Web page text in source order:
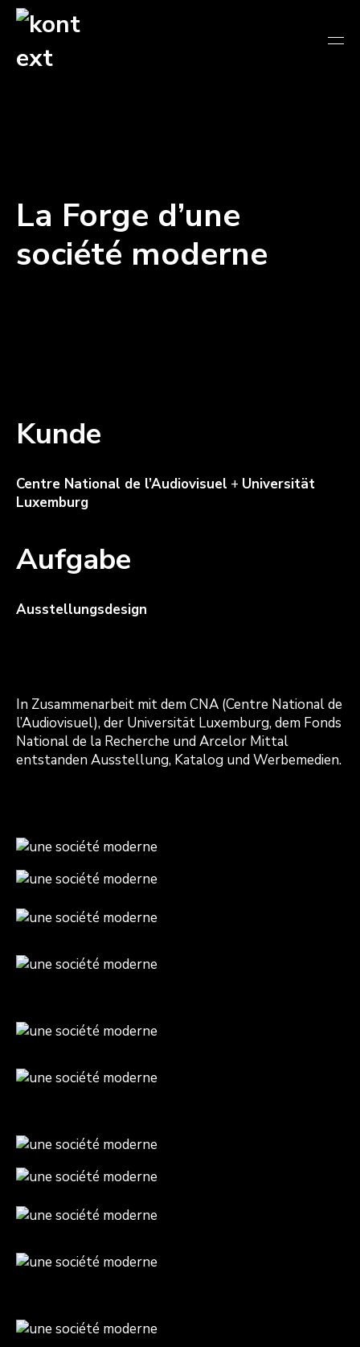
La Forge d’une
société moderne
Kunde
Centre National de l’Audiovisuel + Universität
Luxemburg
Aufgabe
Ausstellungsdesign
In Zusammenarbeit mit dem CNA (Centre National de
l’Audiovisuel), der Universität Luxemburg, dem Fonds
National de la Recherche und Arcelor Mittal
entstanden Ausstellung, Katalog und Werbemedien.